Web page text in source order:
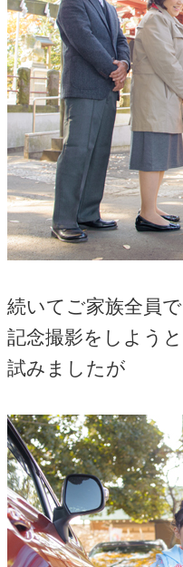
続いてご家族全員で
記念撮影をしようと
試みましたが